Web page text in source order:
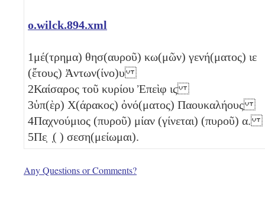
o.wilck.894.xml
1μέ(τρημα) θησ(αυροῦ) κω(μῶν) γενή(ματος) ιε
(ἔτους) Ἀντων(ίνο)υ
2Καίσαρος τοῦ κυρίου Ἐπεὶφ ιϛ
3ὑπ(ὲρ) Χ(άρακος) ὀνό(ματος) Παουκαλήους
4Παχνούμιος (πυροῦ) μίαν (γίνεται) (πυροῦ) α.
5Πε̣ ̣( ) σεση(μείωμαι).
Any Questions or Comments?